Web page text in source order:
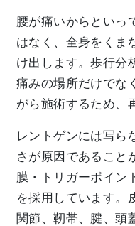
腰が痛いからといっ
はなく、全身をくま
け出します。歩行分
痛みの場所だけでな
がら施術するため、
レントゲンには写ら
さが原因であること
膜・トリガーポイン
を採用しています。
関節、靭帯、腱、頭